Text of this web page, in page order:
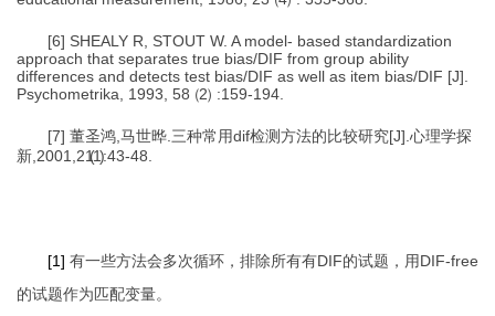
[6] SHEALY R, STOUT W. A model- based standardization
approach that separates true bias/DIF from group ability
differences and detects test bias/DIF as well as item bias/DIF [J].
Psychometrika, 1993, 58（2） :159-194.
[7] 董圣鸿, 马世晔. 三种常 用dif检测方法的比较研究[J]. 心理学探
新,2001,21(1):43-48.
[1] 有一些方法会多次循环，排除所有有DIF的试题，用DIF-free
的试题作为匹配变量。